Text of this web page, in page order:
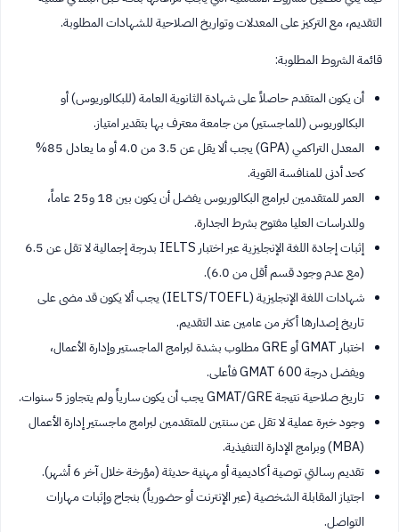
التقديم، مع التركيز على المعدلات وتواريخ الصلاحية للشهادات المطلوبة.
قائمة الشروط المطلوبة:
أن يكون المتقدم حاصلاً على شهادة الثانوية العامة (للبكالوريوس) أو
البكالوريوس (للماجستير) من جامعة معترف بها بتقدير امتياز.
المعدل التراكمي (GPA) يجب ألا يقل عن 3.5 من 4.0 أو ما يعادل 85%
كحد أدنى للمنافسة القوية.
العمر للمتقدمين لبرامج البكالوريوس يفضل أن يكون بين 18 و25 عاماً،
وللدراسات العليا مفتوح بشرط الجدارة.
إثبات إجادة اللغة الإنجليزية عبر اختبار IELTS بدرجة إجمالية لا تقل عن 6.5
(مع عدم وجود قسم أقل من 6.0).
شهادات اللغة الإنجليزية (IELTS/TOEFL) يجب ألا يكون قد مضى على
تاريخ إصدارها أكثر من عامين عند التقديم.
اختبار GMAT أو GRE مطلوب بشدة لبرامج الماجستير وإدارة الأعمال،
ويفضل درجة GMAT 600 فأعلى.
تاريخ صلاحية نتيجة GMAT/GRE يجب أن يكون سارياً ولم يتجاوز 5 سنوات.
وجود خبرة عملية لا تقل عن سنتين للمتقدمين لبرامج ماجستير إدارة الأعمال
(MBA) وبرامج الإدارة التنفيذية.
تقديم رسالتي توصية أكاديمية أو مهنية حديثة (مؤرخة خلال آخر 6 أشهر).
اجتياز المقابلة الشخصية (عبر الإنترنت أو حضورياً) بنجاح وإثبات مهارات
التواصل.